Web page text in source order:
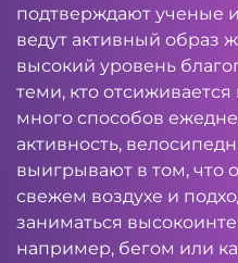
подтверждают ученые
ведут активный образ
высокий уровень
теми, кто
много способов
активность,
выигрывают в том, что
свежем воздухе и
заниматься
например, бегом или